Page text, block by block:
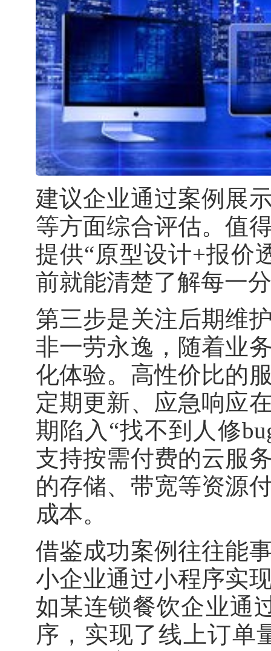
建议企业通过案例展
等方面综合评估。值
提供“原型设计+报价
前就能清楚了解每一
第三步是关注后期维
非一劳永逸，随着业
化体验。高性价比的
定期更新、应急响应
期陷入“找不到人修
支持按需付费的云服
的存储、带宽等资源
成本。
借鉴成功案例往往能
小企业通过小程序实
如某连锁餐饮企业通
序，实现了线上订单